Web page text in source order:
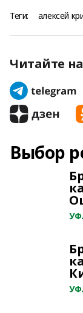
Теги: алексей
Читайте
Выбор